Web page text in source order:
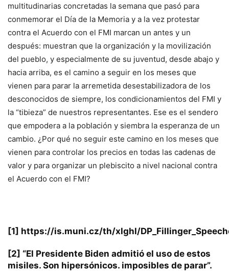
multitudinarias concretadas la semana que pasó para
conmemorar el Día de la Memoria y a la vez protestar
contra el Acuerdo con el FMI marcan un antes y un
después: muestran que la organización y la movilización
del pueblo, y especialmente de su juventud, desde abajo y
hacia arriba, es el camino a seguir en los meses que
vienen para parar la arremetida desestabilizadora de los
desconocidos de siempre, los condicionamientos del FMI y
la “tibieza” de nuestros representantes. Ese es el sendero
que empodera a la población y siembra la esperanza de un
cambio. ¿Por qué no seguir este camino en los meses que
vienen para controlar los precios en todas las cadenas de
valor y para organizar un plebiscito a nivel nacional contra
el Acuerdo con el FMI?
[1] https://is.muni.cz/th/xlghl/
[2] “El Presidente Biden admitió el uso de estos
misiles. Son hipersónicos. imposibles de parar”.